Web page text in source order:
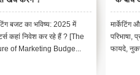
मार्केटिंग और विज्ञापन के बीच अंतर:
परिभाषा, प्रकार, उदाहरण, इतिहास,
फायदे, नुकसान, उपयोग, मुख्य उद्...